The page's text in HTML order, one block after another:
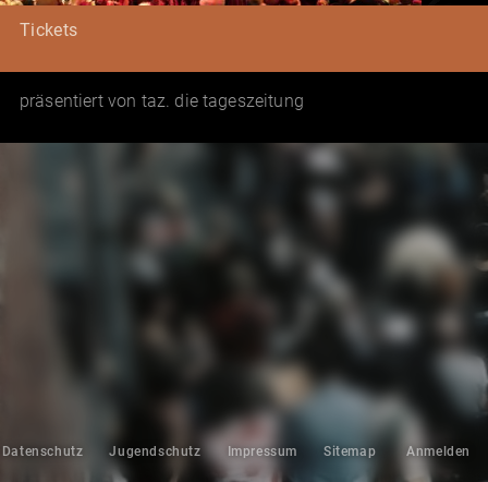
Tickets
präsentiert von taz. die tageszeitung
Datenschutz Jugendschutz Impressum Sitemap Anmelden